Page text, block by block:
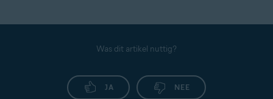
Was dit artikel nuttig?
JA NEE